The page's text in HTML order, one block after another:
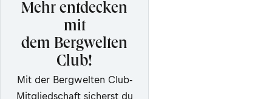
Mehr entdecken
mit
dem Bergwelten
Club!
Mit der Bergwelten Club-
Mitgliedschaft sicherst du